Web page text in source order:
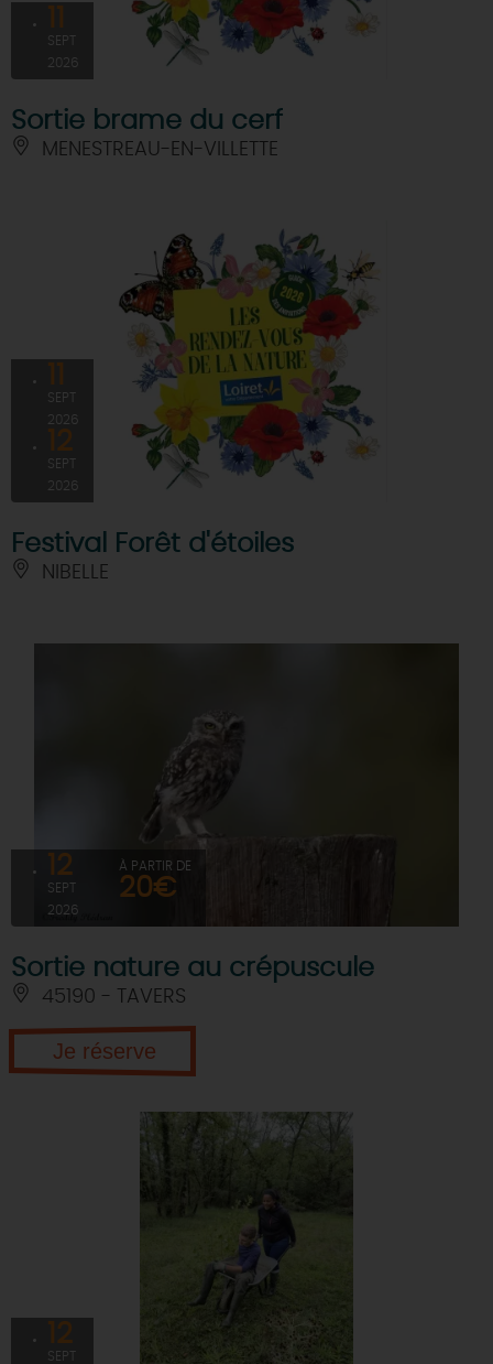
11
SEPT
2026
Sortie brame du cerf
MENESTREAU-EN-VILLETTE
SEPT
2026
12
SEPT
2026
Festival Forêt d'étoiles
NIBELLE
12
SEPT
2026
À PARTIR DE
20€
Sortie nature au crépuscule
45190 - TAVERS
Je réserve
12
SEPT